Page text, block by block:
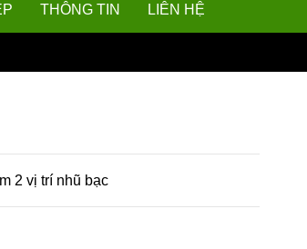
THÔNG TIN LIÊN HỆ
2 vị trí nhũ bạc